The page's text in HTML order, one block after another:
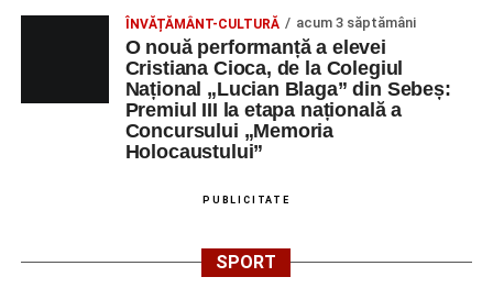
ÎNVĂȚĂMÂNT-CULTURĂ acum 3 săptămâni
O nouă performanță a elevei
Cristiana Cioca, de la Colegiul
Național „Lucian Blaga” din Sebeș:
Premiul III la etapa națională a
Concursului „Memoria
Holocaustului”
PUBLICITATE
SPORT